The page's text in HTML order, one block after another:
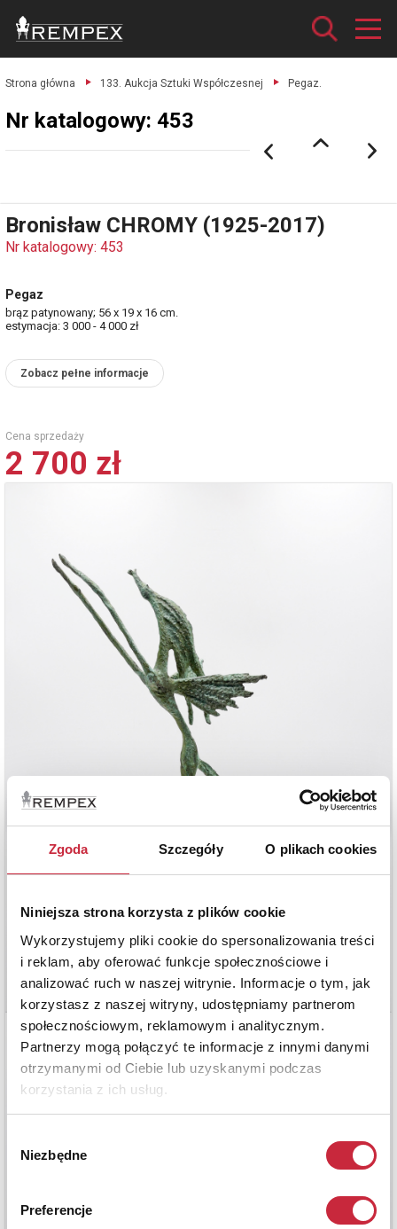
Zgoda Szczegóły O plikach cookies
Niniejsza strona korzysta z plików cookie
Wykorzystujemy pliki cookie do spersonalizowania treści
i reklam, aby oferować funkcje społecznościowe i
analizować ruch w naszej witrynie. Informacje o tym, jak
korzystasz z naszej witryny, udostępniamy partnerom
społecznościowym, reklamowym i analitycznym.
Partnerzy mogą połączyć te informacje z innymi danymi
otrzymanymi od Ciebie lub uzyskanymi podczas
korzystania z ich usług.
zgody
Niezbędne
Preferencje
Strona główna 133. Aukcja Sztuki Współczesnej Pegaz.
Nr katalogowy: 453
Bronisław CHROMY (1925-2017)
Nr katalogowy: 453
Pegaz
brąz patynowany; 56 x 19 x 16 cm.
estymacja: 3 000 - 4 000 zł
Zobacz pełne informacje
Cena sprzedaży
2 700 zł